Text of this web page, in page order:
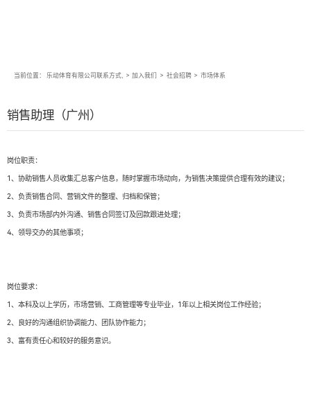
当前位置： 乐动体育有限公司联系方式, > 加入我们 > 社会招聘 > 市场体系
销售助理（广州）
岗位职责：
1、协助销售人员收集汇总客户信息，随时掌握市场动向，为销售决策提供合理有效的建议；
2、负责销售合同、营销文件的整理、归档和保管；
3、负责市场部内外沟通、销售合同签订及回款跟进处理；
4、领导交办的其他事项；
岗位要求：
1、本科及以上学历，市场营销、工商管理等专业毕业，1年以上相关岗位工作经验；
2、良好的沟通组织协调能力、团队协作能力；
3、富有责任心和较好的服务意识。